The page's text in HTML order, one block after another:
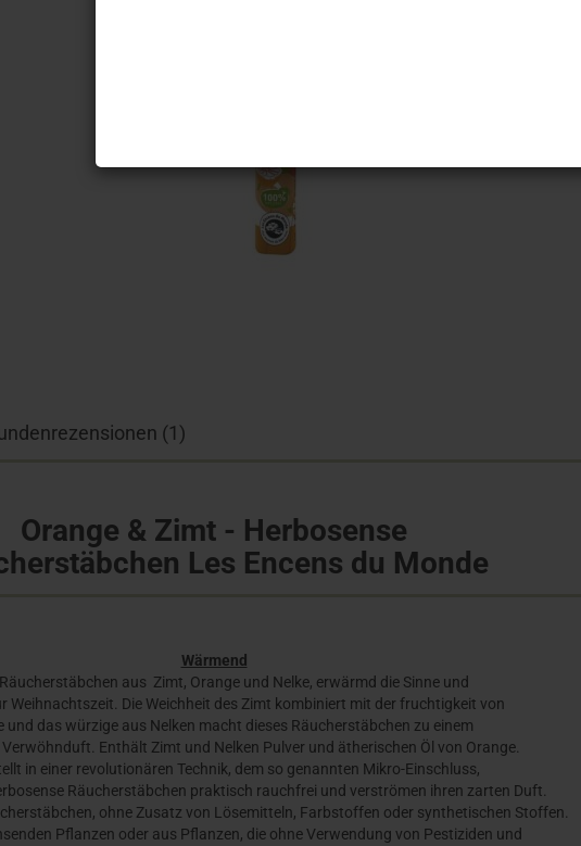
(1)
Orange & Zimt - Herbosense
Les Encens du Monde
Wärmend
aus Zimt, Orange und Nelke, erwärmd die Sinne und
Weihnachtszeit. Die Weichheit des Zimt kombiniert mit der fruchtigkeit von
und das würzige aus Nelken macht dieses Räucherstäbchen zu einem
Enthält Zimt und Nelken Pulver und ätherischen Öl von Orange.
in einer revolutionären Technik, dem so genannten Mikro-Einschluss,
Räucherstäbchen praktisch rauchfrei und verströmen ihren zarten Duft.
ohne Zusatz von Lösemitteln, Farbstoffen oder synthetischen Stoffen.
Pflanzen oder aus Pflanzen, die ohne Verwendung von Pestiziden und